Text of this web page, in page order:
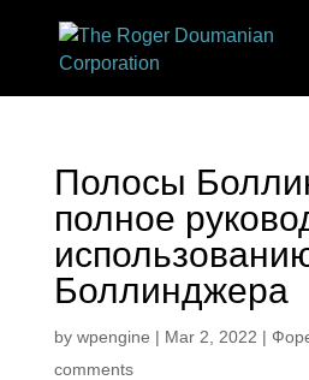
Полосы
полное
Боллинджера
by wpengine | Mar 2, 2022 |
comments